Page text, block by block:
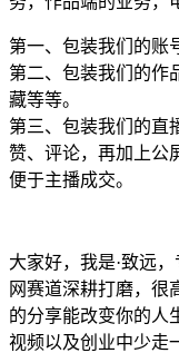
第一、包装我们的账
第二、包装我们的作
藏等等。
第三、包装我们的直
赞、评论，再加上公
便于主播成交。
大家好，我是·致远
网赛道深耕打磨，很
的分享能改变你的人
视频以及创业中少走